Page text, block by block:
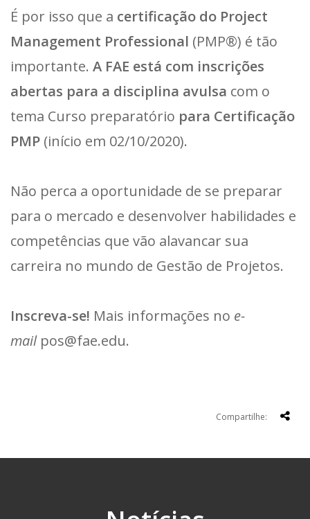
É por isso que a certificação do Project
Management Professional (PMP®) é tão
importante. A FAE está com inscrições
abertas para a disciplina avulsa com o
tema Curso preparatório para Certificação
PMP (início em 02/10/2020).
Não perca a oportunidade de se preparar
para o mercado e desenvolver habilidades e
competências que vão alavancar sua
carreira no mundo de Gestão de Projetos.
Inscreva-se! Mais informações no e-
mail pos@fae.edu.
Compartilhe: